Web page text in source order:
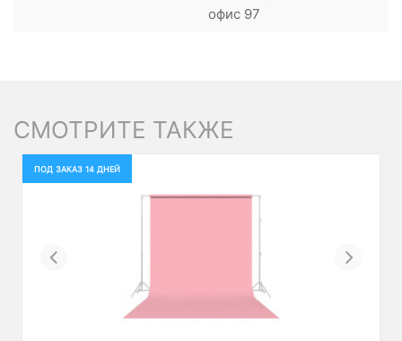
офис 97
СМОТРИТЕ ТАКЖЕ
ПОД ЗАКАЗ 14 ДНЕЙ
Previous Next